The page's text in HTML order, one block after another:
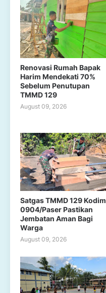
Renovasi Rumah Bapak
Harim Mendekati 70%
Sebelum Penutupan
TMMD 129
August 09, 2026
Satgas TMMD 129 Kodim
0904/Paser Pastikan
Jembatan Aman Bagi
Warga
August 09, 2026